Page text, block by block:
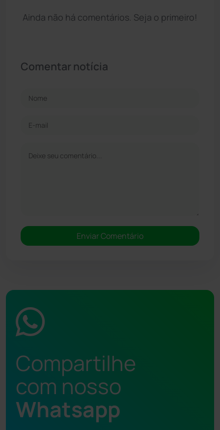
Ainda não há comentários. Seja o primeiro!
Comentar notícia
Compartilhe
com nosso
Whatsapp